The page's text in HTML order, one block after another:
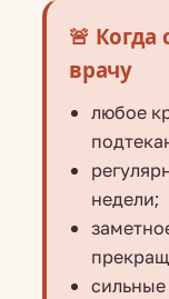
🚨 Когда
врачу
любое
недели;